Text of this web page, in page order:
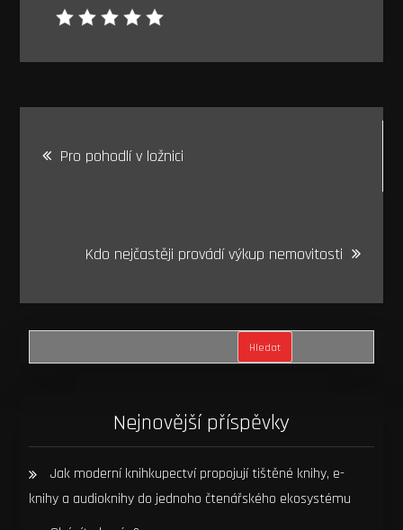
Pro pohodlí v ložnici
Kdo nejčastěji provádí výkup nemovitosti
Hledat
Nejnovější příspěvky
Jak moderní knihkupectví propojují tištěné knihy, e-
knihy a audioknihy do jednoho čtenářského ekosystému